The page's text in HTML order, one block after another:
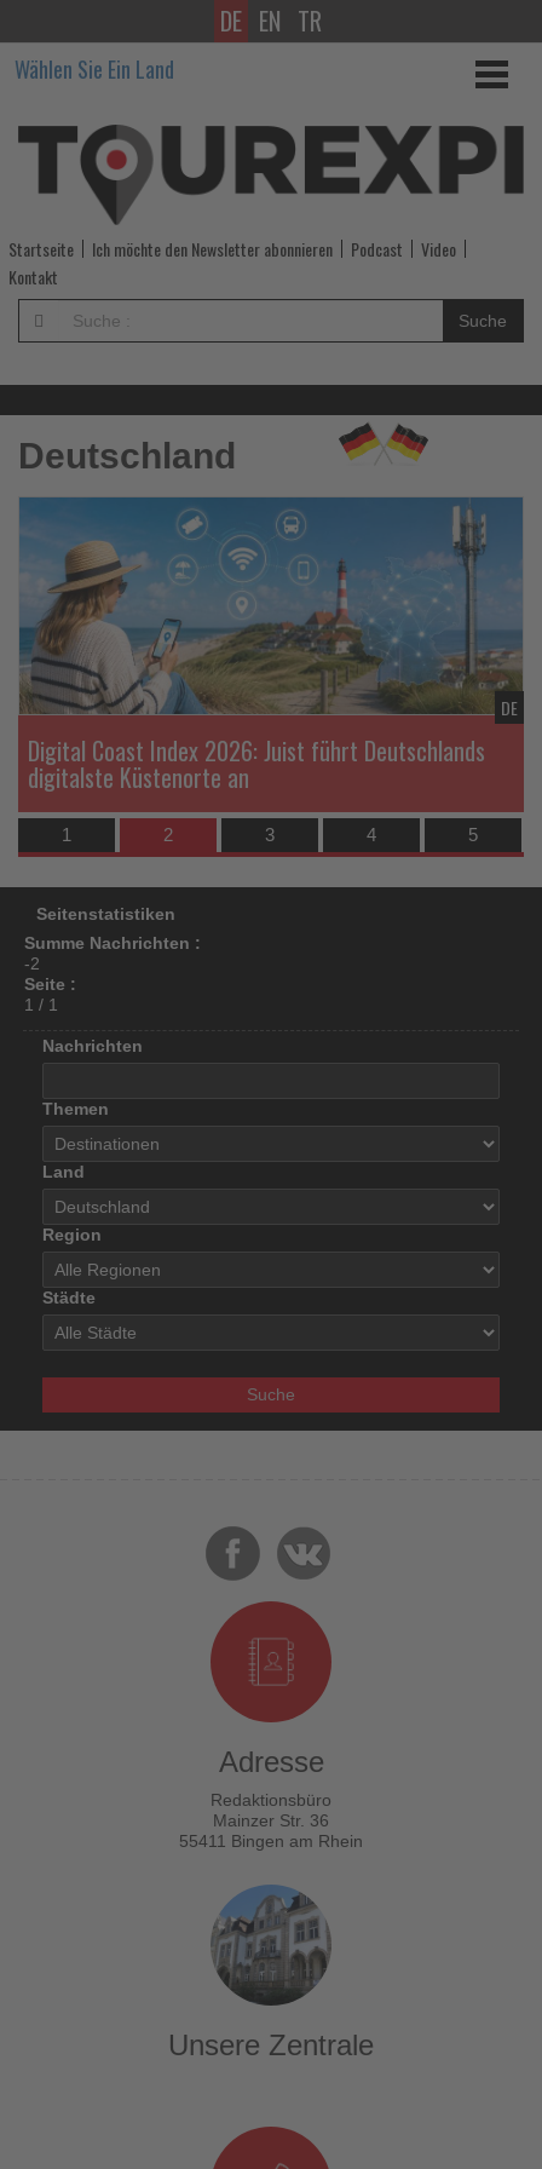
Wissen,
was
im
Tourismus
los
ist!
Wissen,
was
im
Tourismus
los
ist!
DE EN TR
Wählen Sie Ein Land
Startseite Ich möchte den Newsletter abonnieren Podcast
Video
Kontakt
Suche
Deutschland
Nachrichten
Digital Coast Index 2026: Juist führt Deutschlands
digitalste Küstenorte an
DE
1 2 3 4 5
Seitenstatistiken
Summe Nachrichten :
-2
Seite :
1 / 1
Nachrichten
Themen
Land
Region
Städte
Suche
Adresse
Redaktionsbüro
Mainzer Str. 36
55411 Bingen am Rhein
Unsere Zentrale